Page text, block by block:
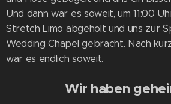
Und dann war es soweit, um 11:00
Stretch Limo abgeholt und uns zur
Wedding Chapel gebracht. Nach
war es endlich soweit.
Wir haben